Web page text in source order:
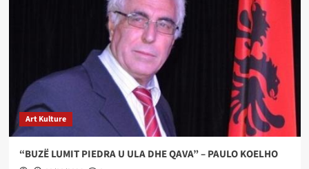
Art Kulture
“BUZË LUMIT PIEDRA U ULA DHE QAVA” – PAULO KOELHO